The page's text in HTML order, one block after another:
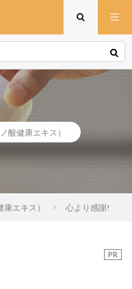
酸健康エキス）
エキス） 心より感謝!
PR